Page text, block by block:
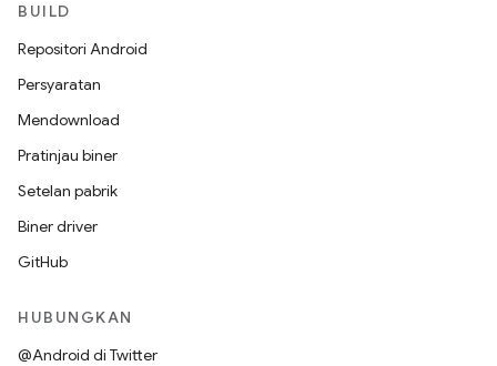
BUILD
Repositori Android
Persyaratan
Mendownload
Pratinjau biner
Setelan pabrik
Biner driver
GitHub
HUBUNGKAN
@Android di Twitter